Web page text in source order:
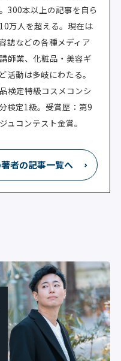
300本以上の記事を自ら
万人を超える。現在は
誌などの各種メディア
師業、化粧品・美容ギ
活動は多岐にわたる。
検定特級コスメコンシ
検定1級。受賞歴：第9
ュコンテスト金賞。
者の記事一覧へ